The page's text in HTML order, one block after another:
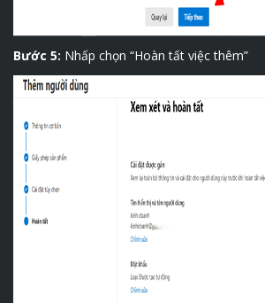
Bước 5: Nhấp chọn “Hoàn tất việc thêm”